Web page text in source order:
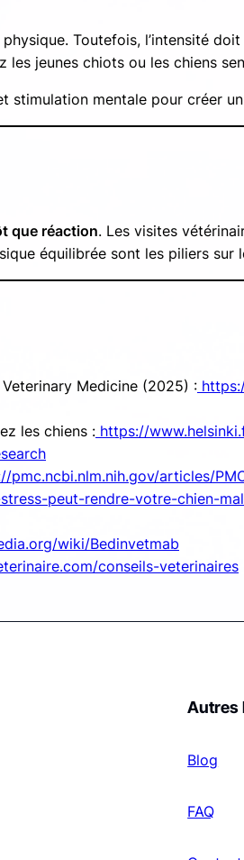
Toutefois, l’intensité
jeunes chiots ou les chiens
stimulation mentale pour créer
que réaction. Les visites
équilibrée sont les piliers sur
Medicine (2025) :
les chiens : https://
pmc.ncbi.nlm.nih.gov/articles/
peut-rendre-votre-chien-
wiki/Bedinvetmab
conseils-veterinaires
Autres
Blog
FAQ